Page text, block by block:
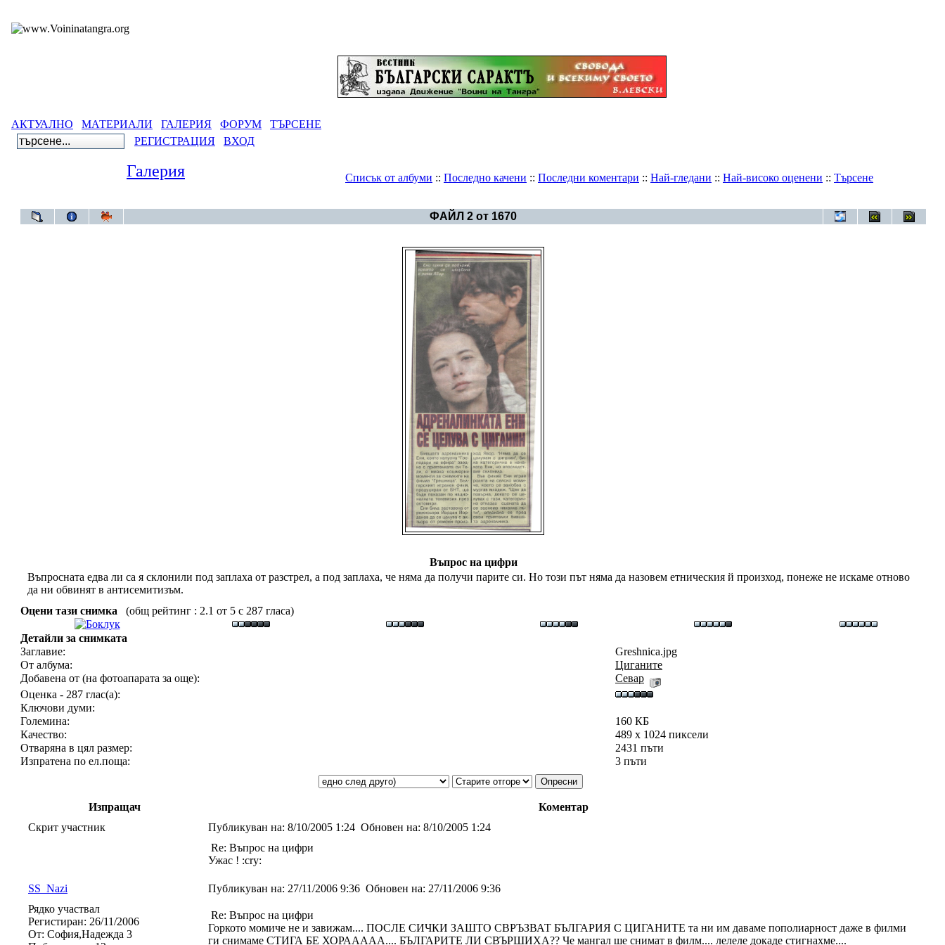
АКТУАЛНО МАТЕРИАЛИ ГАЛЕРИЯ ФОРУМ
ТЪРСЕНЕ
РЕГИСТРАЦИЯ
ВХОД
Галерия Списък от албуми :: Последно качени :: Последни коментари :: Най-гледани :: Най-високо оценени :: Търсене
ФАЙЛ 2 от 1670
Въпрос на цифри
Въпросната едва ли са я склонили под заплаха от разстрел, а под заплаха, че няма да получи парите си. Но този път няма да назовем етническия й произход, понеже не искаме отново
да ни обвинят в антисемитизъм.
Оцени тази снимка
(общ рейтинг : 2.1 от 5 с 287 гласа)
Детайли за снимката
Заглавие:
Greshnica.jpg
От албума:
Циганите
Добавена от (на фотоапарата за още):
Севар
Оценка - 287 глас(а):
Ключови думи:
Големина:
160 КБ
Качество:
489 x 1024 пиксели
Отваряна в цял размер:
2431 пъти
Изпратена по ел.поща:
3 пъти
Изпращач
Коментар
Скрит участник
Публикуван на: 8/10/2005 1:24 Обновен на: 8/10/2005 1:24
Re: Въпрос на цифри
Ужас ! :cry:
SS_Nazi Публикуван на: 27/11/2006 9:36 Обновен на: 27/11/2006 9:36
Рядко участвал
Регистиран: 26/11/2006
От: София,Надежда 3
Re: Въпрос на цифри
Горкото момиче не и завижам.... ПОСЛЕ СИЧКИ ЗАШТО СВРЪЗВАТ БЪЛГАРИЯ С ЦИГАНИТЕ та ни им даваме пополиарност даже в филми
ги снимаме СТИГА БЕ ХОРААААА.... БЪЛГАРИТЕ ЛИ СВЪРШИХА?? Че мангал ше снимат в филм.... лелеле докаде стигнахме....